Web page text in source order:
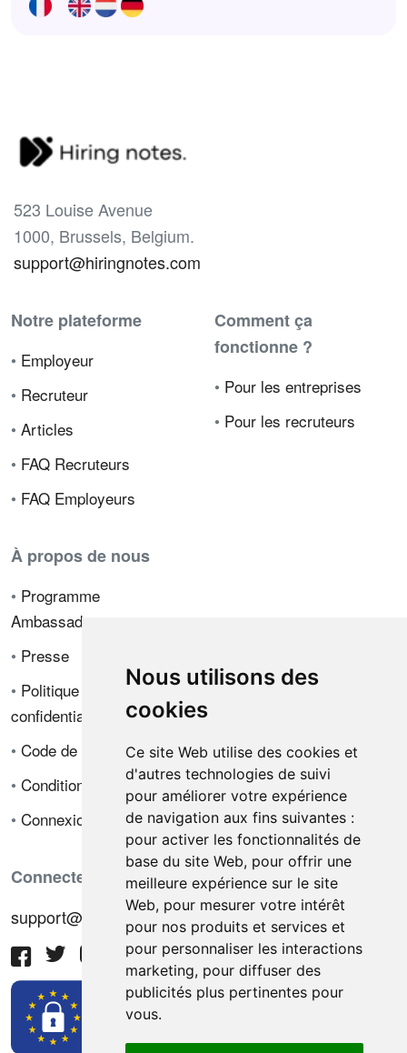
Nous utilisons des
cookies
Ce site Web utilise des cookies et
d'autres technologies de suivi
pour améliorer votre expérience
de navigation aux fins suivantes :
pour activer les fonctionnalités de
base du site Web, pour offrir une
meilleure expérience sur le site
Web, pour mesurer votre intérêt
pour nos produits et services et
pour personnaliser les interactions
marketing, pour diffuser des
publicités plus pertinentes pour
vous.
523 Louise Avenue
1000, Brussels, Belgium.
support@hiringnotes.com
Notre plateforme
• Employeur
• Recruteur
• Articles
• FAQ Recruteurs
• FAQ Employeurs
Comment ça
fonctionne ?
• Pour les entreprises
• Pour les recruteurs
À propos de nous
• Programme
Ambassadeur
• Presse
• Politique de
confidentialité
• Code de déontologie
• Conditions de vente
• Connexion
Connectez-vous avec nous
support@hiringnotes.com